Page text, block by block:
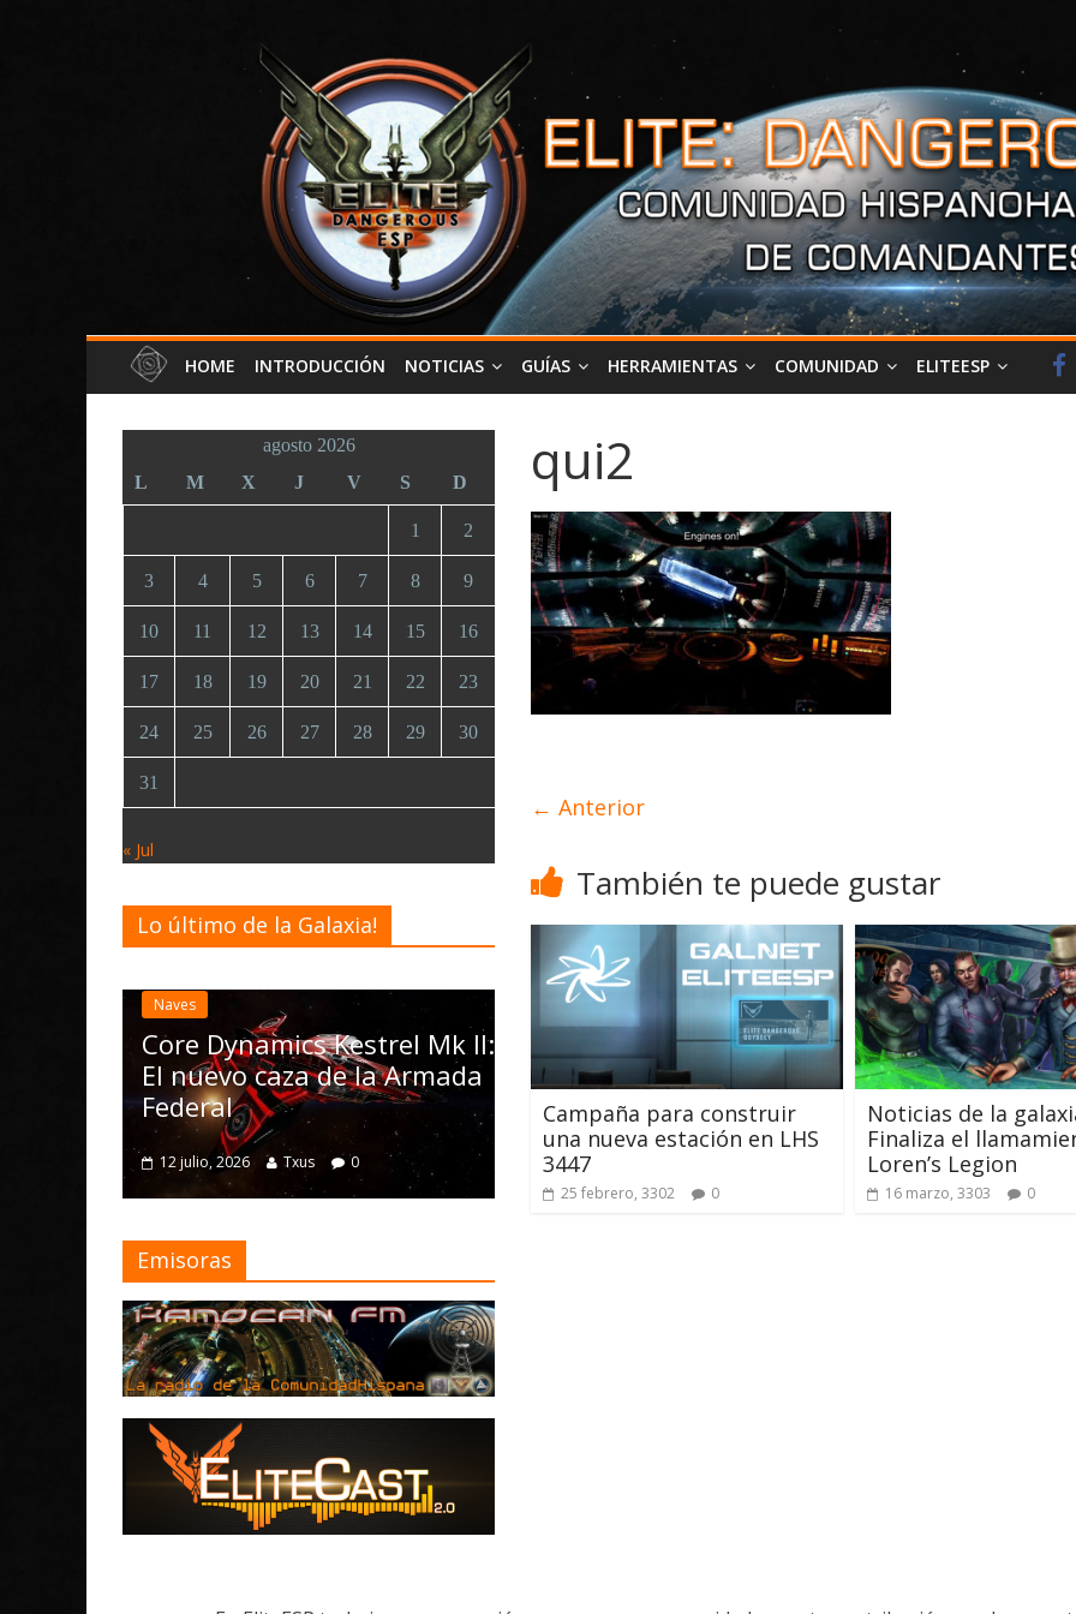
HOME INTRODUCCIÓN NOTICIAS GUÍAS HERRAMIENTAS COMUNIDAD ELITEESP
qui2
← Anterior
También te puede gustar
Campaña para construir
una nueva estación en LHS
3447
25 febrero, 3302 0
Noticias de la
Finaliza el
Loren’s Legion
16 marzo, 3303 0
agosto 2026
L
M X J V S D
1 2
3 4 5 6 7 8 9
10 11 12 13 14 15 16
17 18 19 20 21 22 23
24 25 26 27 28 29 30
31
« Jul
Lo último de la Galaxia!
Core Dynamics Kestrel Mk II:
El nuevo caza de la Armada
Txus 0
Desarrollo Noticias
Elite Dangerous recibe la
actualización 4.4.0: llegan
las Operations, el vehículo
Nomad y numerosas
mejoras
4 julio, 2026 0
Desarrollo Noticias
Diario de Desarrollo de
Mayo de 2026
Txus 0
Emisoras